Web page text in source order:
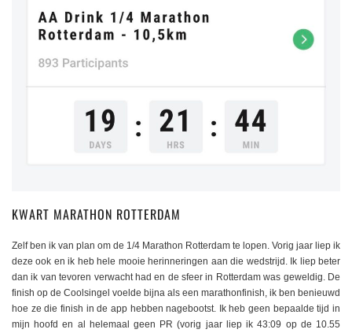
KWART MARATHON ROTTERDAM
Zelf ben ik van plan om de 1/4 Marathon Rotterdam te lopen. Vorig jaar liep ik
deze ook en ik heb hele mooie herinneringen aan die wedstrijd. Ik liep beter
dan ik van tevoren verwacht had en de sfeer in Rotterdam was geweldig. De
finish op de Coolsingel voelde bijna als een marathonfinish, ik ben benieuwd
hoe ze die finish in de app hebben nagebootst. Ik heb geen bepaalde tijd in
mijn hoofd en al helemaal geen PR (vorig jaar liep ik 43:09 op de 10.55